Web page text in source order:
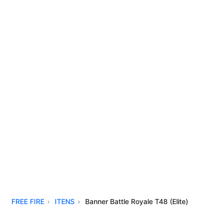
FREE FIRE ITENS Banner Battle Royale T48 (Elite)